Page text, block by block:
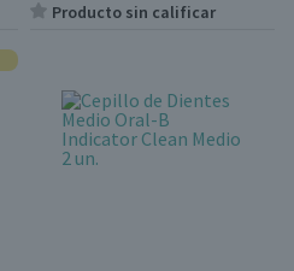
Producto sin calificar